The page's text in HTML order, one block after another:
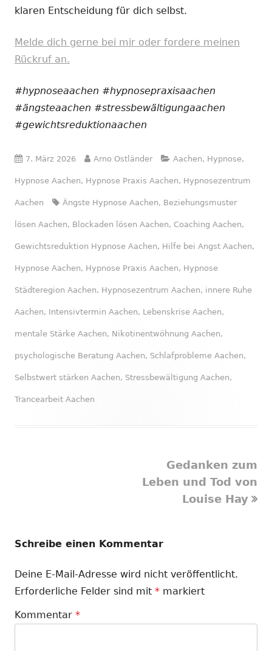
klaren Entscheidung für dich selbst.
Melde dich gerne bei mir oder fordere meinen
Rückruf an.
#hypnoseaachen #hypnosepraxisaachen
#ängsteaachen #stressbewältigungaachen
#gewichtsreduktionaachen
Veröffentlicht
am
7. März 2026 Autor
Arno Ostländer Kategorien
Aachen, Hypnose,
Hypnose Aachen, Hypnose Praxis Aachen, Hypnosezentrum
Aachen Schlagwörter
Ängste Hypnose Aachen, Beziehungsmuster
lösen Aachen, Blockaden lösen Aachen, Coaching Aachen,
Gewichtsreduktion Hypnose Aachen, Hilfe bei Angst Aachen,
Hypnose Aachen, Hypnose Praxis Aachen, Hypnose
Städteregion Aachen, Hypnosezentrum Aachen, innere Ruhe
Aachen, Intensivtermin Aachen, Lebenskrise Aachen,
mentale Stärke Aachen, Nikotinentwöhnung Aachen,
psychologische Beratung Aachen, Schlafprobleme Aachen,
Selbstwert stärken Aachen, Stressbewältigung Aachen,
Trancearbeit Aachen
BeitragsnavigationNächster
Beitrag
Gedanken zum
Leben und Tod von
Louise Hay
Schreibe einen Kommentar
Deine E-Mail-Adresse wird nicht veröffentlicht.
Erforderliche Felder sind mit * markiert
Kommentar *